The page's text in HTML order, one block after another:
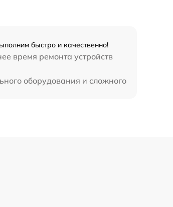
быстро и качественно!
время ремонта устройств
оборудования и сложного